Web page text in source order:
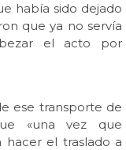
había sido dejado
que ya no servía
el acto por
ese transporte de
«una vez que
el traslado a